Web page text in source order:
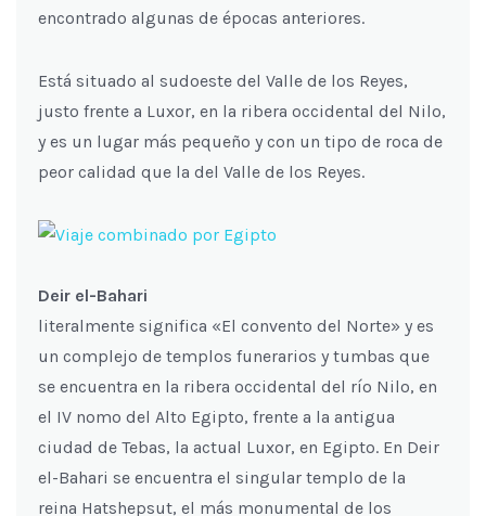
encontrado algunas de épocas anteriores.
Está situado al sudoeste del Valle de los Reyes,
justo frente a Luxor, en la ribera occidental del Nilo,
y es un lugar más pequeño y con un tipo de roca de
peor calidad que la del Valle de los Reyes.
Deir el-Bahari
literalmente significa «El convento del Norte» y es
un complejo de templos funerarios y tumbas que
se encuentra en la ribera occidental del río Nilo, en
el IV nomo del Alto Egipto, frente a la antigua
ciudad de Tebas, la actual Luxor, en Egipto. En Deir
el-Bahari se encuentra el singular templo de la
reina Hatshepsut, el más monumental de los